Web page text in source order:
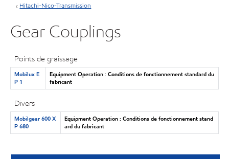
Hitachi-Nico-Transmission
Gear Couplings
Points de graissage
Mobilux E
P 1
Equipment Operation : Conditions de fonctionnement standard du
fabricant
Divers
Mobilgear 600 X
P 680
Equipment Operation : Conditions de fonctionnement stand
ard du fabricant